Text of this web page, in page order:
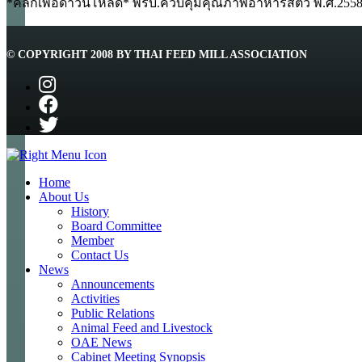
© COPYRIGHT 2008 BY THAI FEED MILL ASSOCIATION
Home
About Us
History
Board Committee
Member
Contact Us
News
Announcements
Activities
Public Relations
Animal Feed and Livestock
OAE News
Cabinet Meeting Synopsis